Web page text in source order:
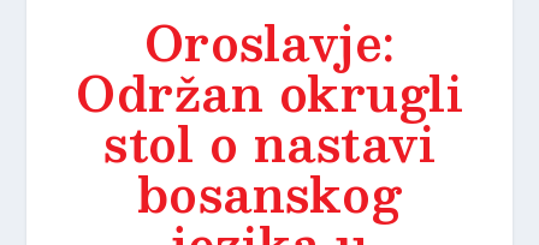
Oroslavje:
Održan okrugli
stol o nastavi
bosanskog